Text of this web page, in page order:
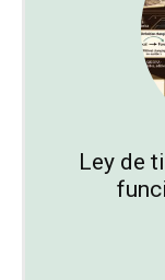
Ley de